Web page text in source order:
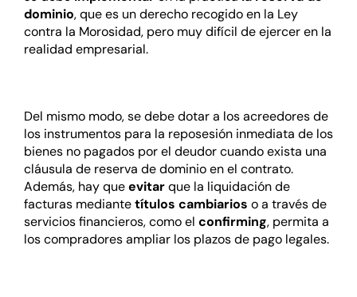
dominio, que es un derecho recogido en la Ley
contra la Morosidad, pero muy difícil de ejercer en la
realidad empresarial.
Del mismo modo, se debe dotar a los acreedores de
los instrumentos para la reposesión inmediata de los
bienes no pagados por el deudor cuando exista una
cláusula de reserva de dominio en el contrato.
Además, hay queevitarque la liquidación de
facturas mediantetítulos cambiarios o a través de
servicios financieros, como el confirming, permita a
los compradores ampliar los plazos de pago legales.